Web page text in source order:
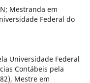
Mestranda em
Federal do
Universidade Federal
Contábeis pela
Mestre em